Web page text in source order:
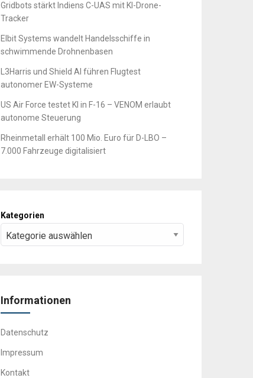
Gridbots stärkt Indiens C-UAS mit KI-Drone-
Tracker
Elbit Systems wandelt Handelsschiffe in
schwimmende Drohnenbasen
L3Harris und Shield AI führen Flugtest
autonomer EW-Systeme
US Air Force testet KI in F-16 – VENOM erlaubt
autonome Steuerung
Rheinmetall erhält 100 Mio. Euro für D-LBO –
7.000 Fahrzeuge digitalisiert
Kategorien
Informationen
Datenschutz
Impressum
Kontakt